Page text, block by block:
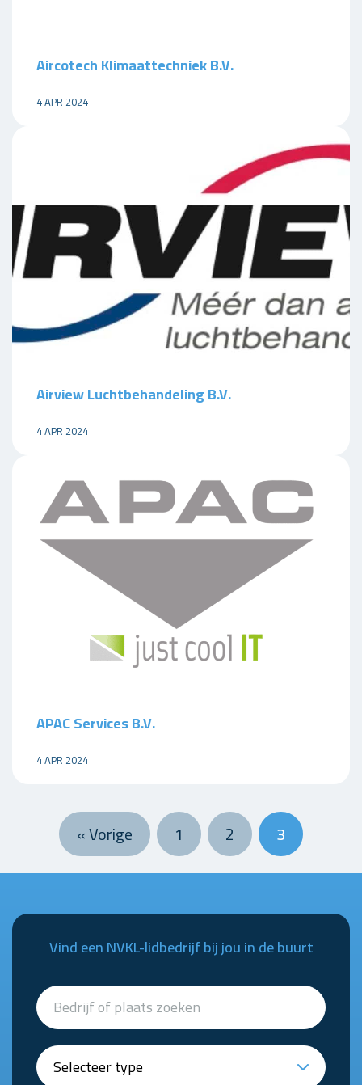
Aircotech Klimaattechniek B.V.
4 APR 2024
Airview Luchtbehandeling B.V.
4 APR 2024
APAC Services B.V.
4 APR 2024
« Vorige 1 2 3
Vind een NVKL-lidbedrijf bij jou in de buurt